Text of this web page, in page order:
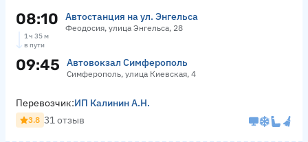
08:10 Автостанция на ул. Энгельса
Феодосия, улица Энгельса, 28
1 ч 35 м
в пути
09:45 Автовокзал Симферополь
Симферополь, улица Киевская, 4
Перевозчик:ИП Калинин А.Н.
3.8 31 отзыв